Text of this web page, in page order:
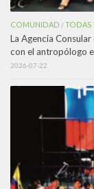
COMUNIDAD /TODAS
La Agencia
con el antropólogo
2026-07-22